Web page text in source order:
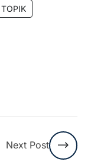
TOPIK
Next Post